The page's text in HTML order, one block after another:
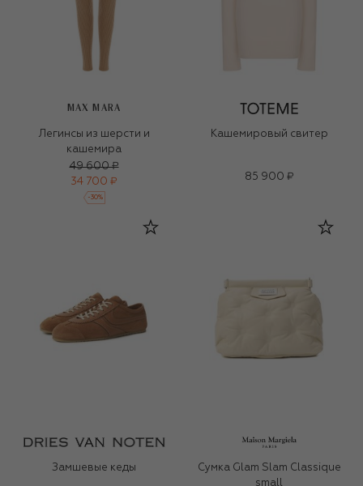
MAX MARA
Легинсы из шерсти и
кашемира
49 600 ₽
34 700 ₽
-30%
Кашемировый свитер
85 900 ₽
Замшевые кеды
Сумка Glam Slam Classique
small